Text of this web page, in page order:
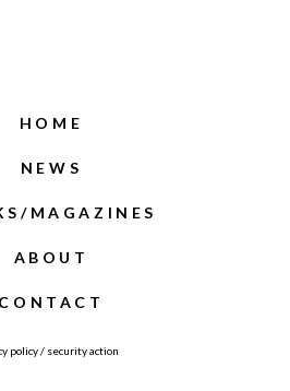
HOME
NEWS
MAGAZINES
ABOUT
CONTACT
policy/ security action